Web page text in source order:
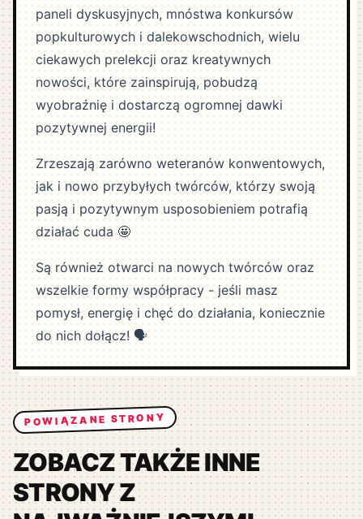
paneli dyskusyjnych, mnóstwa konkursów
popkulturowych i dalekowschodnich, wielu
ciekawych prelekcji oraz kreatywnych
nowości, które zainspirują, pobudzą
wyobraźnię i dostarczą ogromnej dawki
pozytywnej energii!
Zrzeszają zarówno weteranów konwentowych,
jak i nowo przybyłych twórców, którzy swoją
pasją i pozytywnym usposobieniem potrafią
działać cuda 🤩
Są również otwarci na nowych twórców oraz
wszelkie formy współpracy - jeśli masz
pomysł, energię i chęć do działania, koniecznie
do nich dołącz! 🗣️
POWIĄZANE STRONY
ZOBACZ TAKŻE INNE
STRONY Z